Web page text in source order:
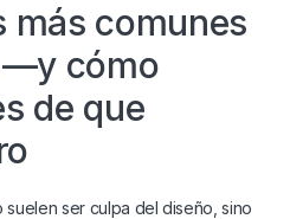
más comunes
—y cómo
de que
suelen ser culpa del diseño, sino